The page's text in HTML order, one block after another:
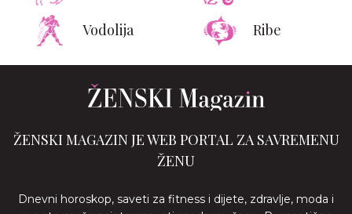
Vodolija Ribe
ŽENSKI MAGAZIN JE WEB PORTAL ZA SAVREMENU
ŽENU
Dnevni horoskop, saveti za fitness i dijete, zdravlje, moda i